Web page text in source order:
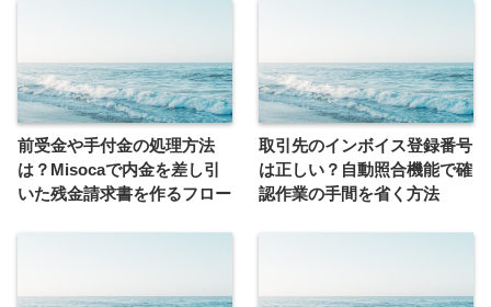
前受金や手付金の処理方法
は？Misocaで内金を差し引
いた残金請求書を作るフロー
取引先のインボイス登録番号
は正しい？自動照合機能で確
認作業の手間を省く方法